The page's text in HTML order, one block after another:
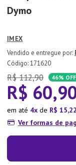
Dymo
IMEX
:171620
R$ 112,90 46% OFF
R$ 60,
em até 4 de R$ 15,22
Ver formas de